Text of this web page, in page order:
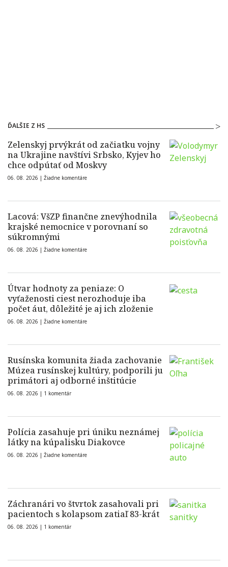
ĎALŠIE Z HS
Zelenskyj prvýkrát od začiatku vojny
na Ukrajine navštívi Srbsko, Kyjev ho
chce odpútať od Moskvy
06. 08. 2026 | Žiadne komentáre
Lacová: VšZP finančne znevýhodnila
krajské nemocnice v porovnaní so
súkromnými
06. 08. 2026 | Žiadne komentáre
Útvar hodnoty za peniaze: O
vyťaženosti ciest nerozhoduje iba
počet áut, dôležité je aj ich zloženie
06. 08. 2026 | Žiadne komentáre
Rusínska komunita žiada zachovanie
Múzea rusínskej kultúry, podporili ju
primátori aj odborné inštitúcie
06. 08. 2026 | 1 komentár
Polícia zasahuje pri úniku neznámej
látky na kúpalisku Diakovce
06. 08. 2026 | Žiadne komentáre
Záchranári vo štvrtok zasahovali pri
pacientoch s kolapsom zatiaľ 83-krát
06. 08. 2026 | 1 komentár